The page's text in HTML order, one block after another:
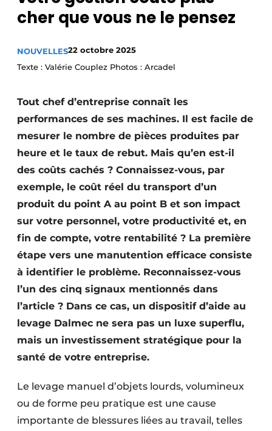
Termes et conditions
cher que vous ne le pensez
NOUVELLES22 octobre 2025
Texte : Valérie Couplez Photos : Arcadel
Tout chef d’entreprise connaît les
performances de ses machines. Il est facile de
mesurer le nombre de pièces produites par
heure et le taux de rebut. Mais qu’en est-il
des coûts cachés ? Connaissez-vous, par
exemple, le coût réel du transport d’un
produit du point A au point B et son impact
sur votre personnel, votre productivité et, en
fin de compte, votre rentabilité ? La première
étape vers une manutention efficace consiste
à identifier le problème. Reconnaissez-vous
l’un des cinq signaux mentionnés dans
l’article ? Dans ce cas, un dispositif d’aide au
levage Dalmec ne sera pas un luxe superflu,
mais un investissement stratégique pour la
santé de votre entreprise.
Le levage manuel d’objets lourds, volumineux
ou de forme peu pratique est une cause
importante de blessures liées au travail, telles